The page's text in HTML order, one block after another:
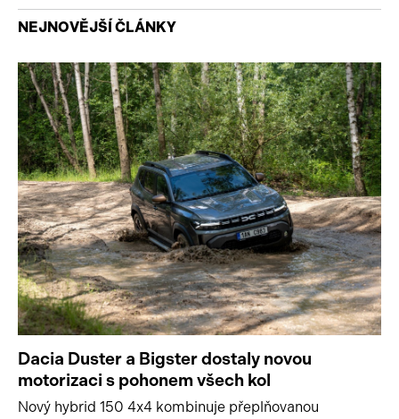
NEJNOVĚJŠÍ ČLÁNKY
Dacia Duster a Bigster dostaly novou
motorizaci s pohonem všech kol
Nový hybrid 150 4x4 kombinuje přeplňovanou